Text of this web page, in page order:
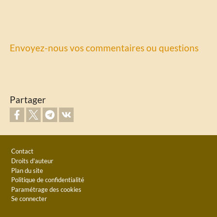
Envoyez-nous vos commentaires ou questions
Partager
Contact
Droits d'auteur
Plan du site
Politique de confidentialité
Paramétrage des cookies
Se connecter